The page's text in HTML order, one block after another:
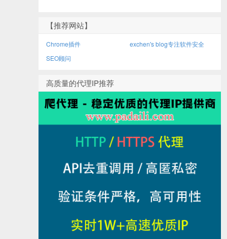
【推荐网站】
Chrome插件
exchen's blog专注软件安全
SEO顾问
高质量的代理IP推荐